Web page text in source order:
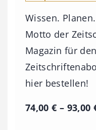
Wissen.
Motto der
Magazin für
hier bestellen!
74,00€ – 93,00